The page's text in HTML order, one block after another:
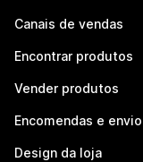
Canais de vendas
Encontrar produtos
Vender produtos
Encomendas e envio
Design da loja